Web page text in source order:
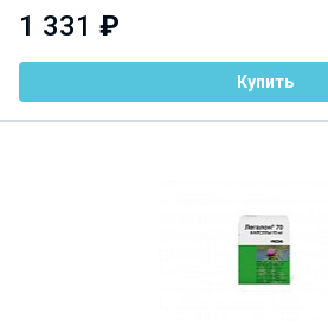
1 331 ₽
Купить